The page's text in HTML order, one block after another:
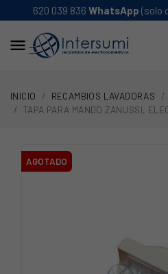
620 039 836 WhatsApp (solo

INICIO RECAMBIOS LAVADORAS
TAPA PARA MANDO ZANUSSI,
AGOTADO